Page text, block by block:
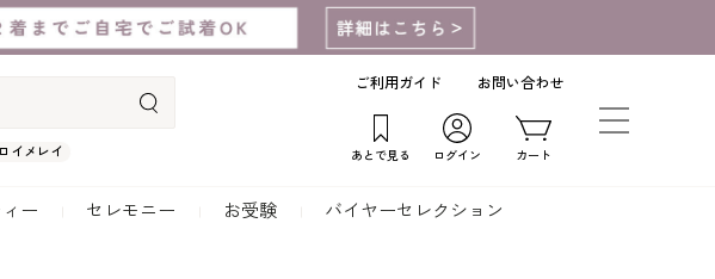
イメレイ
ご利用ガイド お問い合わせ
あとで見る ログイン カート
ー セレモニー お受験 バイヤーセレクション